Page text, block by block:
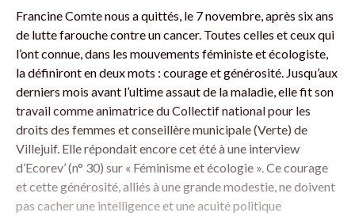
Francine Comte nous a quittés, le 7 ­no­­­vembre, après six ans
de lutte farouche contre un cancer. Toutes celles et ceux qui
l’ont connue, dans les mouvements féministe et écologiste,
la définiront en deux mots : courage et générosité. Jusqu’aux
derniers mois avant l’ultime assaut de la maladie, elle fit son
travail comme animatrice du Collectif national pour les
droits des ­femmes et conseillère municipale (Verte) de
Villejuif. Elle répondait encore cet été à une interview
d’Ecorev’ (n° 30) sur « Féminisme et écologie ». Ce courage
et cette générosité, alliés à une grande modestie, ne doivent
pas cacher une intelligence et une acuité politique